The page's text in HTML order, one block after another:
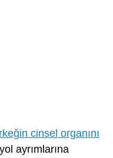
cinsel organını
ayrımlarına